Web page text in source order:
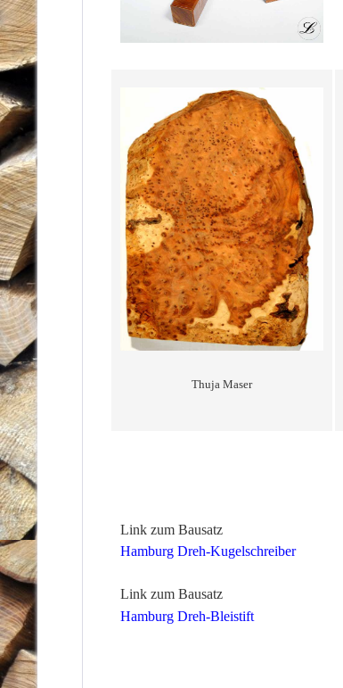
Thuja Maser
Link zum Bausatz
Hamburg Dreh-Kugelschreiber
Link zum Bausatz
Hamburg Dreh-Bleistift